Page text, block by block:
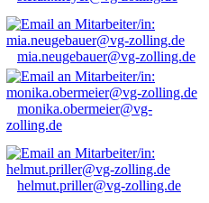
mia.neugebauer@vg-zolling.de
monika.obermeier@vg-
zolling.de
helmut.priller@vg-zolling.de